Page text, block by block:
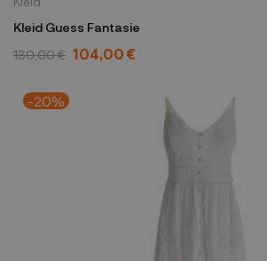
Kleid Guess Fantasie
130,00 € 104,00 €
-20%